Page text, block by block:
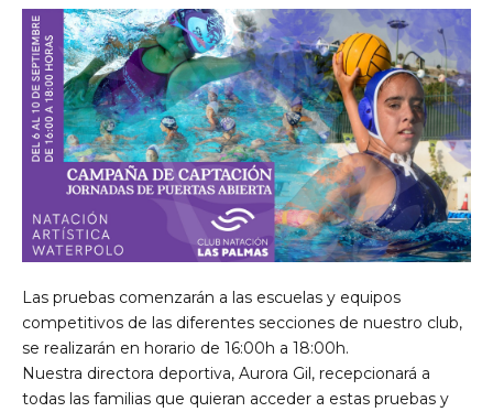
Las pruebas comenzarán a las escuelas y equipos
competitivos de las diferentes secciones de nuestro club,
se realizarán en horario de 16:00h a 18:00h.
Nuestra directora deportiva, Aurora Gil, recepcionará a
todas las familias que quieran acceder a estas pruebas y